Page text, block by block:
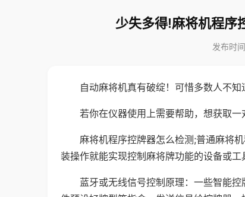
少失多得!麻将机程序
发布时
自动麻将机真有破绽！可惜多数人不知
若你在仪器使用上需要帮助，想获取
麻将机程序控牌器怎么检测;普通麻将
装操作就能实现控制麻将牌功能的设备或工
蓝牙或无线信号控制原理：一些智能